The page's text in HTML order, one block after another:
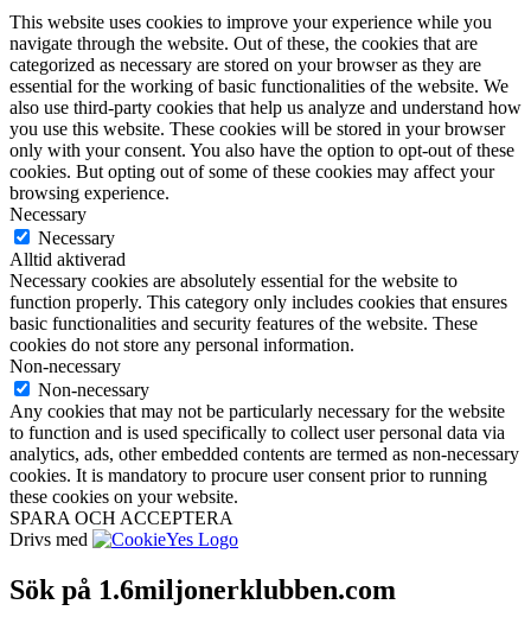
This website uses cookies to improve your experience while you
navigate through the website. Out of these, the cookies that are
categorized as necessary are stored on your browser as they are
essential for the working of basic functionalities of the website. We
also use third-party cookies that help us analyze and understand how
you use this website. These cookies will be stored in your browser
only with your consent. You also have the option to opt-out of these
cookies. But opting out of some of these cookies may affect your
browsing experience.
Necessary
Necessary
Alltid aktiverad
Necessary cookies are absolutely essential for the website to
function properly. This category only includes cookies that ensures
basic functionalities and security features of the website. These
cookies do not store any personal information.
Non-necessary
Non-necessary
Any cookies that may not be particularly necessary for the website
to function and is used specifically to collect user personal data via
analytics, ads, other embedded contents are termed as non-necessary
cookies. It is mandatory to procure user consent prior to running
these cookies on your website.
SPARA OCH ACCEPTERA
Drivs med
Sök på 1.6miljonerklubben.com